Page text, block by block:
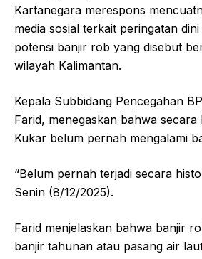
Kartanegara merespons
media sosial terkait peringatan
potensi banjir rob yang disebut
wilayah Kalimantan.
Kepala Subbidang Pencegahan
Farid, menegaskan bahwa
Kukar belum pernah mengalami
“Belum pernah terjadi secara
Senin (8/12/2025).
Farid menjelaskan bahwa banjir
banjir tahunan atau pasang air